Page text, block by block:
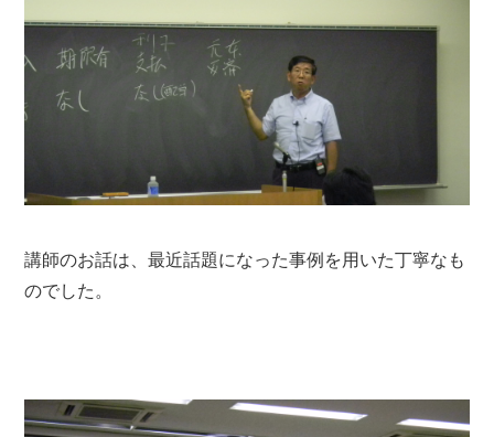
講師のお話は、最近話題になった事例を用いた丁寧なも
のでした。